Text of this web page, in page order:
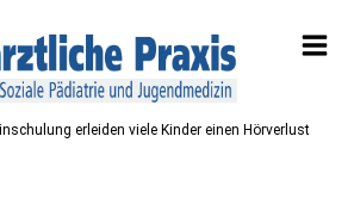
erleiden viele Kinder einen Hörverlust